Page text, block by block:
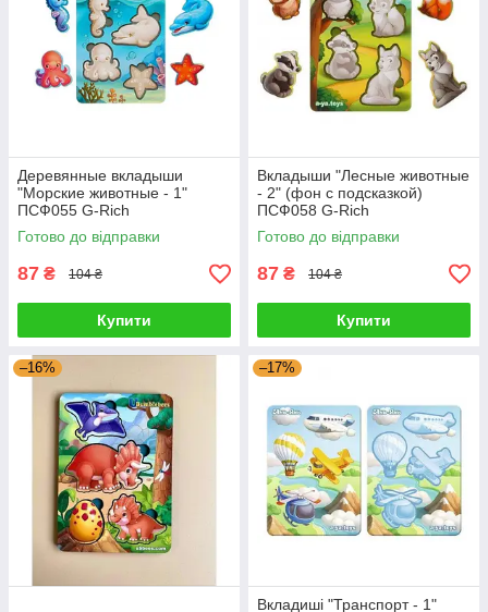
Деревянные вкладыши
"Морские животные - 1"
ПСФ055 G-Rich
Готово до відправки
87 ₴ 104 ₴
Купити
Вкладыши "Лесные животные
- 2" (фон с подсказкой)
ПСФ058 G-Rich
Готово до відправки
87 ₴ 104 ₴
Купити
–16% –17%
Вкладиші "Транспорт - 1"